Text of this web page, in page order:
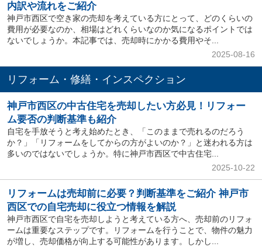
内訳や流れをご紹介
神戸市西区で空き家の売却を考えている方にとって、どのくらいの
費用が必要なのか、相場はどれくらいなのか気になるポイントでは
ないでしょうか。本記事では、売却時にかかる費用やそ...
2025-08-16
リフォーム・修繕・インスペクション
神戸市西区の中古住宅を売却したい方必見！リフォー
ム要否の判断基準も紹介
自宅を手放そうと考え始めたとき、「このままで売れるのだろう
か？」「リフォームをしてからの方がよいのか？」と迷われる方は
多いのではないでしょうか。特に神戸市西区で中古住宅...
2025-10-22
リフォームは売却前に必要？判断基準をご紹介 神戸市
西区での自宅売却に役立つ情報を解説
神戸市西区で自宅を売却しようと考えている方へ、売却前のリフォ
ームは重要なステップです。リフォームを行うことで、物件の魅力
が増し、売却価格が向上する可能性があります。しかし...